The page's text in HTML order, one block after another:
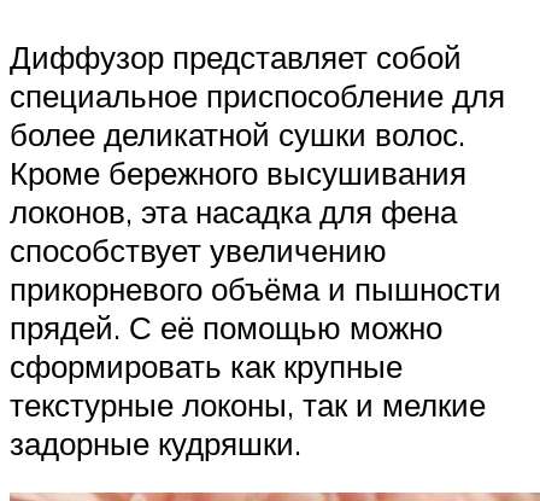
Диффузор представляет собой
специальное приспособление для
более деликатной сушки волос.
Кроме бережного высушивания
локонов, эта насадка для фена
способствует увеличению
прикорневого объёма и пышности
прядей. С её помощью можно
сформировать как крупные
текстурные локоны, так и мелкие
задорные кудряшки.